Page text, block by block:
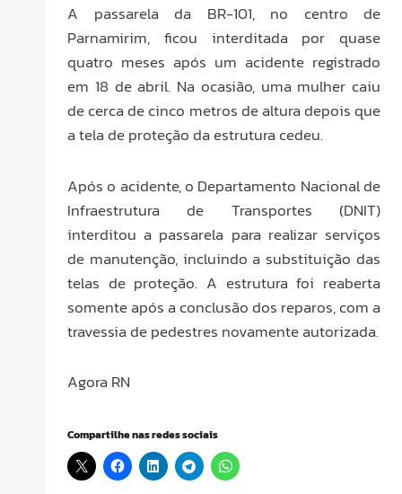
A passarela da BR-101, no centro de
Parnamirim, ficou interditada por quase
quatro meses após um acidente registrado
em 18 de abril. Na ocasião, uma mulher caiu
de cerca de cinco metros de altura depois que
a tela de proteção da estrutura cedeu.
Após o acidente, o Departamento Nacional de
Infraestrutura de Transportes (DNIT)
interditou a passarela para realizar serviços
de manutenção, incluindo a substituição das
telas de proteção. A estrutura foi reaberta
somente após a conclusão dos reparos, com a
travessia de pedestres novamente autorizada.
Agora RN
Compartilhe nas redes sociais